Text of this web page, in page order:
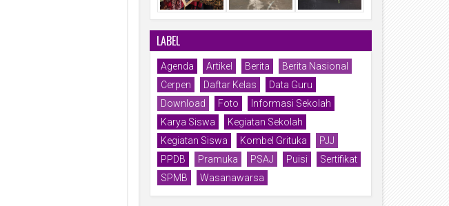
LABEL
Agenda Artikel Berita
Berita Nasional
Cerpen
Daftar Kelas
Data Guru
Download
Foto
Informasi Sekolah
Karya Siswa
Kegiatan Sekolah
Kegiatan Siswa
Kombel Grituka
PJJ
PPDB
Pramuka PSAJ Puisi
Sertifikat
SPMB
Wasanawarsa